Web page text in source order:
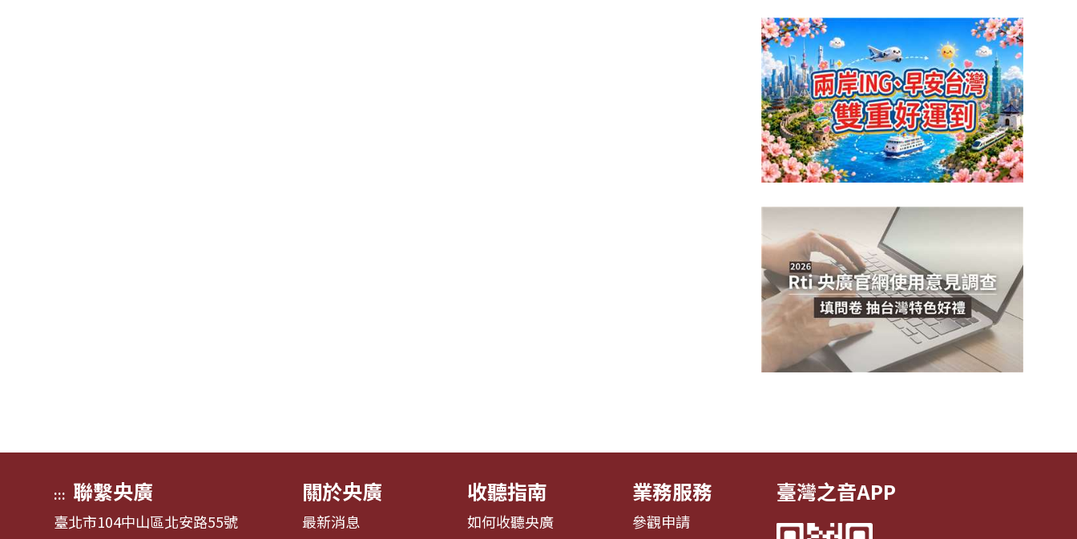
::: 聯繫央廣
臺北市104中山區北安路55號
關於央廣
最新消息
收聽指南
如何收聽央廣
業務服務
參觀申請
臺灣之音APP